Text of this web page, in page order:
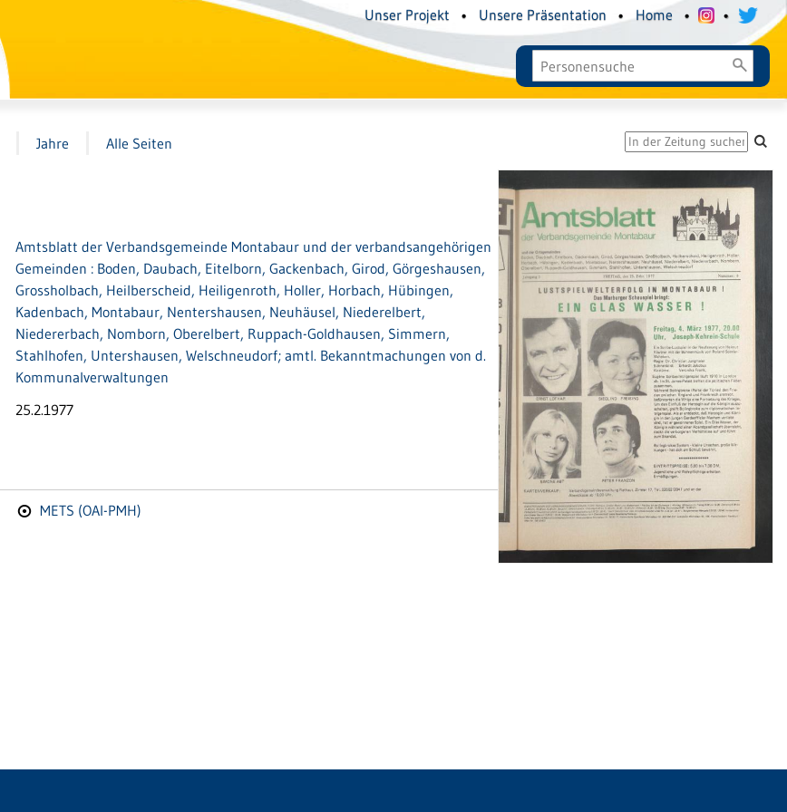
Unser Projekt • Unsere Präsentation • Home • •
Jahre Alle Seiten
Amtsblatt der Verbandsgemeinde Montabaur und der verbandsangehörigen
Gemeinden : Boden, Daubach, Eitelborn, Gackenbach, Girod, Görgeshausen,
Grossholbach, Heilberscheid, Heiligenroth, Holler, Horbach, Hübingen,
Kadenbach, Montabaur, Nentershausen, Neuhäusel, Niederelbert,
Niedererbach, Nomborn, Oberelbert, Ruppach-Goldhausen, Simmern,
Stahlhofen, Untershausen, Welschneudorf; amtl. Bekanntmachungen von d.
Kommunalverwaltungen
25.2.1977
METS (OAI-PMH)